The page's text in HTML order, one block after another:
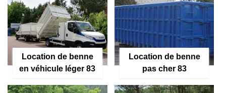
Location de benne
en véhicule léger 83
Location de benne
pas cher 83